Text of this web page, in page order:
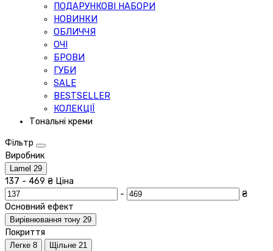
ПОДАРУНКОВІ НАБОРИ
НОВИНКИ
ОБЛИЧЧЯ
ОЧІ
БРОВИ
ГУБИ
SALE
BESTSELLER
КОЛЕКЦІЇ
Тональні креми
Фільтр
Виробник
Lamel 29
137 - 469 ₴ Ціна
-
₴
Основний ефект
Вирівнювання тону 29
Покриття
Легке 8 Щільне 21